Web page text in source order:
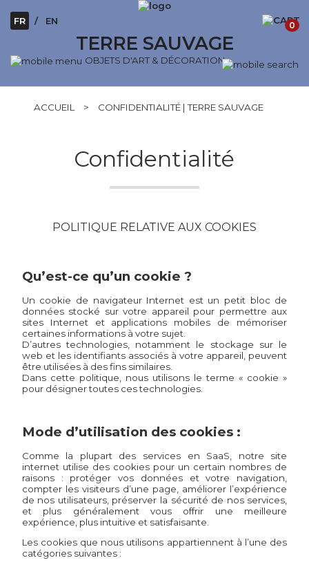
TERRE SAUVAGE
OBJETS D'ART & DÉCORATION
FR EN 0
ACCUEIL > CONFIDENTIALITÉ | TERRE SAUVAGE
Confidentialité
POLITIQUE RELATIVE AUX COOKIES
Qu’est-ce qu’un cookie ?
Un cookie de navigateur Internet est un petit bloc de
données stocké sur votre appareil pour permettre aux
sites Internet et applications mobiles de mémoriser
certaines informations à votre sujet.
D’autres technologies, notamment le stockage sur le
web et les identifiants associés à votre appareil, peuvent
être utilisées à des fins similaires.
Dans cette politique, nous utilisons le terme « cookie »
pour désigner toutes ces technologies.
Mode d’utilisation des cookies :
Comme la plupart des services en SaaS, notre site
internet utilise des cookies pour un certain nombres de
raisons : protéger vos données et votre navigation,
compter les visiteurs d’une page, améliorer l’expérience
de nos utilisateurs, préserver la sécurité de nos services,
et plus généralement vous offrir une meilleure
expérience, plus intuitive et satisfaisante.
Les cookies que nous utilisons appartiennent à l’une des
catégories suivantes :